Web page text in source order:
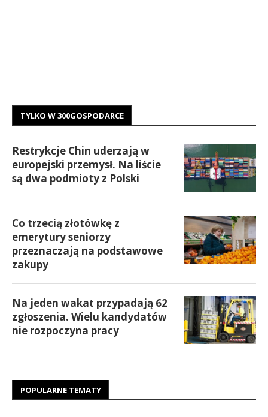
TYLKO W 300GOSPODARCE
Restrykcje Chin uderzają w
europejski przemysł. Na liście
są dwa podmioty z Polski
Co trzecią złotówkę z
emerytury seniorzy
przeznaczają na podstawowe
zakupy
Na jeden wakat przypadają 62
zgłoszenia. Wielu kandydatów
nie rozpoczyna pracy
POPULARNE TEMATY